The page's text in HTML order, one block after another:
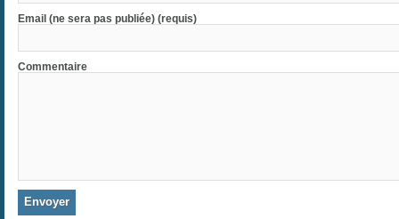
Email (ne sera pas publiée) (requis)
Commentaire